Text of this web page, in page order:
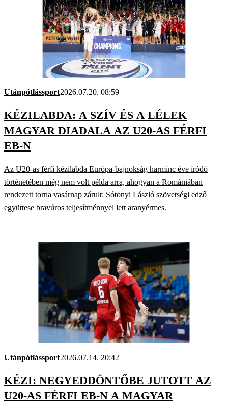
Utánpótlássport2026.07.20. 08:59
KÉZILABDA: A SZÍV ÉS A LÉLEK
MAGYAR DIADALA AZ U20-AS FÉRFI
EB-N
Az U20-as férfi kézilabda Európa-bajnokság harminc éve íródó
történetében még nem volt példa arra, ahogyan a Romániában
rendezett torna vasárnap zárult: Sótonyi László szövetségi edző
együttese bravúros teljesítménnyel lett aranyérmes.
Utánpótlássport2026.07.14. 20:42
KÉZI: NEGYEDDÖNTŐBE JUTOTT AZ
U20-AS FÉRFI EB-N A MAGYAR